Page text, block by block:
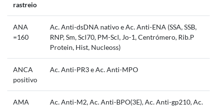
rastreio
ANA
=160
Ac. Anti-dsDNA nativo e Ac. Anti-ENA (SSA, SSB,
RNP, Sm, Scl70, PM-Scl, Jo-1, Centrómero, Rib.P
Protein, Hist, Nucleoss)
ANCA
positivo
Ac. Anti-PR3 e Ac. Anti-MPO
AMA
Ac. Anti-M2, Ac. Anti-BPO(3E), Ac. Anti-gp210, Ac.